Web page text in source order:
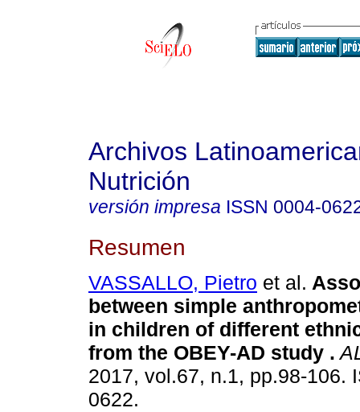
Archivos
Nutrición
versión impresa ISSN 0004-
Resumen
VASSALLO, Pietro et al.
between simple
in children of different
from the OBEY-AD study .
2017, vol.67, n.1, pp.98-106.
0622.